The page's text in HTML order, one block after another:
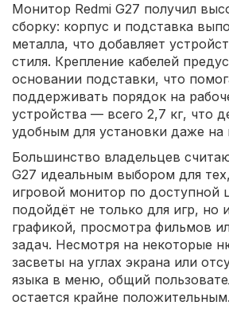
Монитор Redmi G27 получил
сборку: корпус и подставка
металла, что добавляет
стиля. Крепление кабелей
основании подставки, что
поддерживать порядок на
устройства — всего 2,7 кг, что
удобным для установки даже на
Большинство владельцев
G27 идеальным выбором для
игровой монитор по доступной
подойдёт не только для игр, но
графикой, просмотра фильмов
задач. Несмотря на некоторые
засветы на углах экрана или
языка в меню, общий
остается крайне положительным.